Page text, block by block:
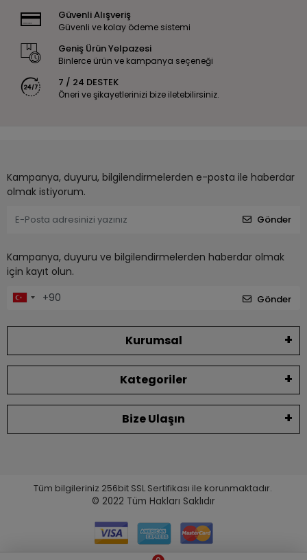
Güvenli Alışveriş
Güvenli ve kolay ödeme sistemi
Geniş Ürün Yelpazesi
Binlerce ürün ve kampanya seçeneği
7 / 24 DESTEK
Öneri ve şikayetlerinizi bize iletebilirsiniz.
Kampanya, duyuru, bilgilendirmelerden e-posta ile haberdar
olmak istiyorum.
Gönder
Kampanya, duyuru ve bilgilendirmelerden haberdar olmak
için kayıt olun.
Gönder
Kurumsal
Kategoriler
Bize Ulaşın
Tüm bilgileriniz 256bit SSL Sertifikası ile korunmaktadır.
© 2022 Tüm Hakları Saklıdır